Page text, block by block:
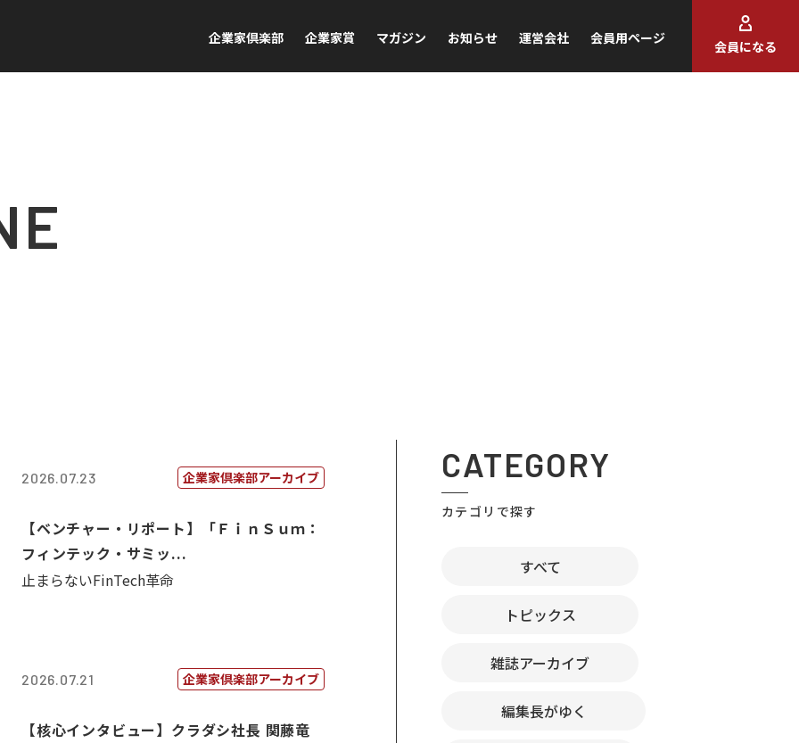
企業家倶楽部 企業家賞 マガジン お知らせ 運営会社 会員用ページ
会員になる
2026.07.23 企業家倶楽部アーカイブ
【ベンチャー・リポート】「ＦｉｎＳｕｍ：
フィンテック・サミッ...
止まらないFinTech革命
2026.07.21 企業家倶楽部アーカイブ
【核心インタビュー】クラダシ社長 関藤竜
CATEGORY
カテゴリで探す
すべて
トピックス
雑誌アーカイブ
編集長がゆく